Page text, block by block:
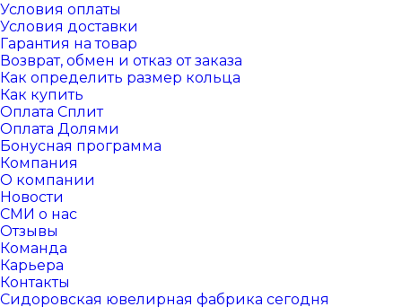
Условия оплаты
Условия доставки
Гарантия на товар
Возврат, обмен и отказ от заказа
Как определить размер кольца
Как купить
Оплата Сплит
Оплата Долями
Бонусная программа
Компания
О компании
Новости
СМИ о нас
Отзывы
Команда
Карьера
Контакты
Сидоровская ювелирная фабрика сегодня